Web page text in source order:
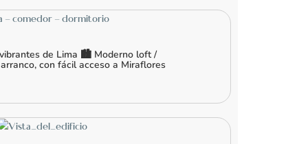
de Lima 🏙️ Moderno loft /
con fácil acceso a Miraflores